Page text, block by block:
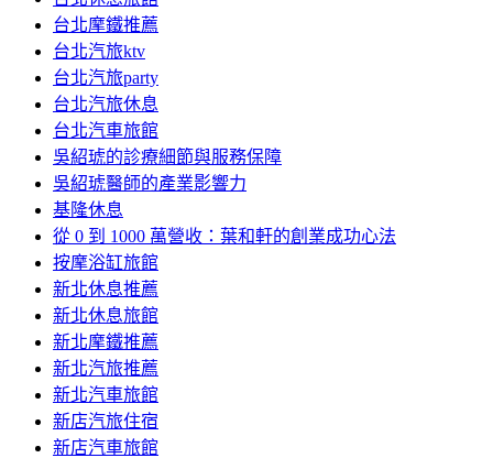
台北摩鐵推薦
台北汽旅ktv
台北汽旅party
台北汽旅休息
台北汽車旅館
吳紹琥的診療細節與服務保障
吳紹琥醫師的產業影響力
基隆休息
從 0 到 1000 萬營收：葉和軒的創業成功心法
按摩浴缸旅館
新北休息推薦
新北休息旅館
新北摩鐵推薦
新北汽旅推薦
新北汽車旅館
新店汽旅住宿
新店汽車旅館